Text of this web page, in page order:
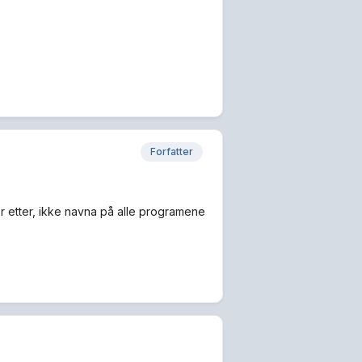
Forfatter
etter, ikke navna på alle programene